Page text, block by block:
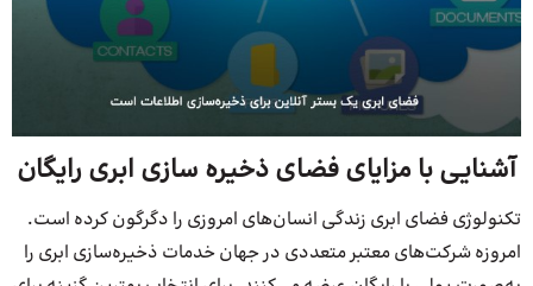
آشنایی با مزایای فضای ذخیره سازی ابری رایگان
تکنولوژی فضای ابری زندگی انسان‌های امروزی را دگرگون کرده است.
امروزه شرکت‌های معتبر متعددی در جهان خدمات ذخیره‌سازی ابری را